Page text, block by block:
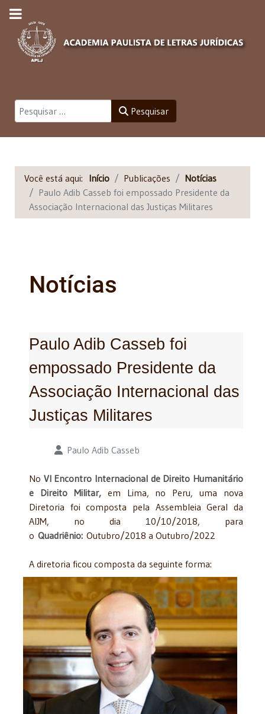
Pesquisar Pesquisar
Você está aqui: Início Publicações
Notícias
Paulo Adib Casseb foi empossado Presidente da
Associação Internacional das Justiças Militares
Notícias
Paulo Adib Casseb foi
empossado Presidente da
Associação Internacional das
Justiças Militares
Detalhes Paulo Adib Casseb
No VI Encontro Internacional de Direito Humanitário
e Direito Militar,em Lima, no Peru, uma nova
Diretoria foi composta pela Assembleia Geral da
AIJM, no dia 10/10/2018, para
o Quadriênio: Outubro/2018 a Outubro/2022
A diretoria ficou composta da seguinte forma: